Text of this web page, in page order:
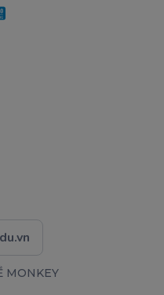
MONKEY